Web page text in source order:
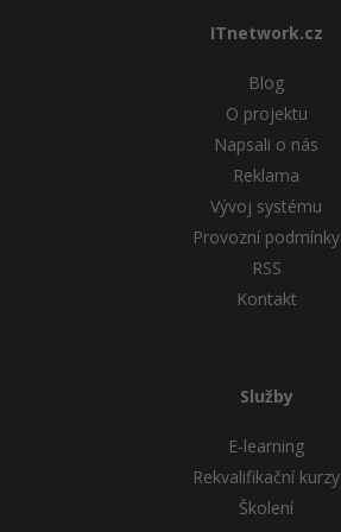
Kybernetická bezpečnost
Elektronický podpis
ITnetwork.cz
Blog
O projektu
Napsali o nás
Reklama
Vývoj systému
Provozní podmínky
RSS
Kontakt
Služby
E-learning
Rekvalifikační kurzy
Školení